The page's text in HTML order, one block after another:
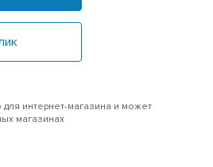
для интернет-магазина и может
магазинах